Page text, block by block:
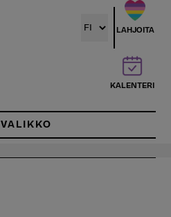
LAHJOITA
KALENTERI
VALIKKO